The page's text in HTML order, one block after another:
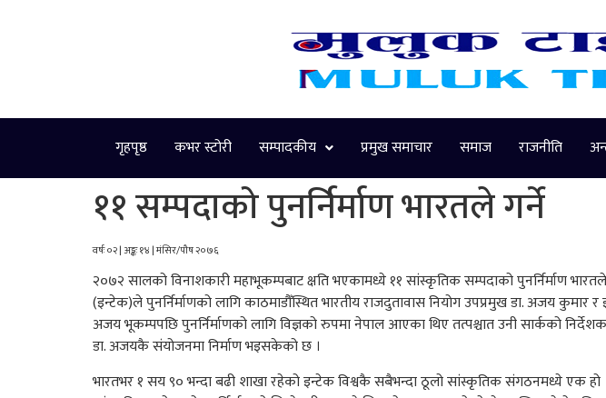
गृहपृष्ठ कभर स्टोरी सम्पादकीय प्रमुख समाचार समाज राजनीति
११ सम्पदाको पुनर्निर्माण भारतले गर्ने
वर्षः ०२ | अङ्कः १४ | मंसिर/पौष २०७६
२०७२ सालको विनाशकारी महाभूकम्पबाट क्षति भएकामध्ये ११ सांस्कृतिक सम्पदाको पुनर्निर्माण
(इन्टेक)ले पुनर्निर्माणको लागि काठमाडौँस्थित भारतीय राजदुतावास नियोग उपप्रमुख डा. अजय
अजय भूकम्पपछि पुनर्निर्माणको लागि विज्ञको रुपमा नेपाल आएका थिए तत्पश्चात उनी सार्कको
डा. अजयकै संयोजनमा निर्माण भइसकेको छ ।
भारतभर १ सय ९० भन्दा बढी शाखा रहेको इन्टेक विश्वकै सबैभन्दा ठूलो सांस्कृतिक संगठनमध्ये एक हो